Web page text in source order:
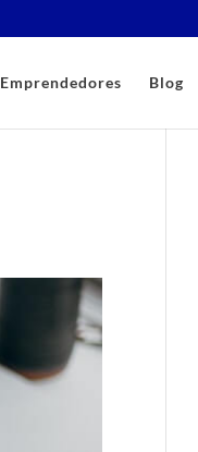
Emprendedores Blog